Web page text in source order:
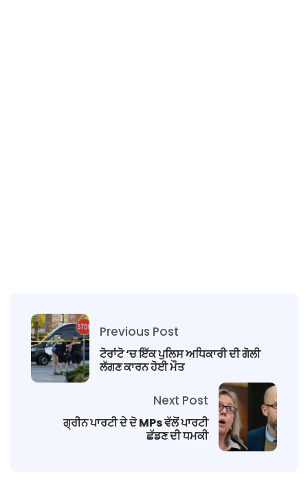
Previous Post
ਟੋਰਾਂਟੋ ‘ਚ ਇੱਕ ਪੁਲਿਸ ਅਧਿਕਾਰੀ ਦੀ ਗੋਲੀ
ਲੱਗਣ ਕਾਰਨ ਹੋਈ ਮੌਤ
Next Post
ਗ੍ਰੀਨ ਪਾਰਟੀ ਦੇ ਦੋ MPs ਵੱਲੋਂ ਪਾਰਟੀ
ਛੱਡਣ ਦੀ ਧਮਕੀ